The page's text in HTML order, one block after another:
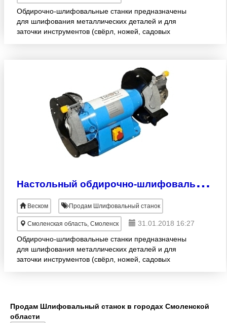
Обдирочно-шлифовальные станки предназначены
для шлифования металлических деталей и для
заточки инструментов (свёрл, ножей, садовых
Н
астольный обдирочно-шлифовальный станок SP-2500
Веском Продам Шлифовальный станок
Смоленская область, Смоленск
31.01.2018 16:27
Обдирочно-шлифовальные станки предназначены
для шлифования металлических деталей и для
заточки инструментов (свёрл, ножей, садовых
Продам Шлифовальный станок в городах Смоленской
области